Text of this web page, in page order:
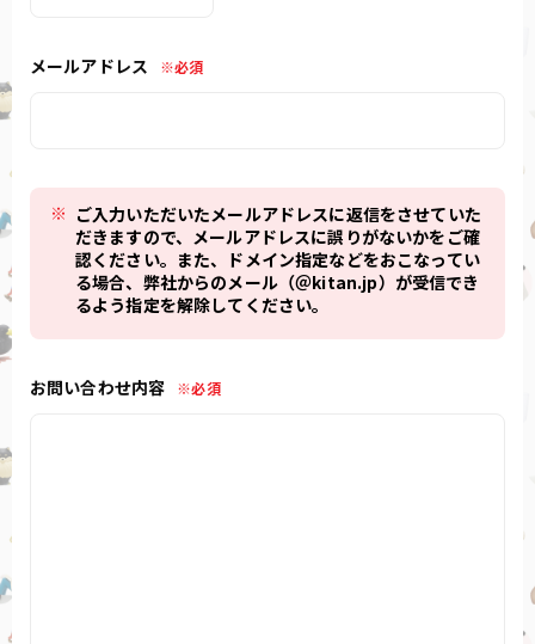
メールアドレス ※必須
ご入力いただいたメールアドレスに返信をさせていた
だきますので、メールアドレスに誤りがないかをご確
認ください。また、ドメイン指定などをおこなってい
る場合、弊社からのメール（＠kitan.jp）が受信でき
るよう指定を解除してください。
お問い合わせ内容 ※必須